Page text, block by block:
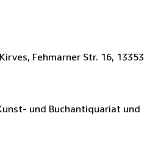
Fehmarner Str. 16, 13353
und Buchantiquariat und